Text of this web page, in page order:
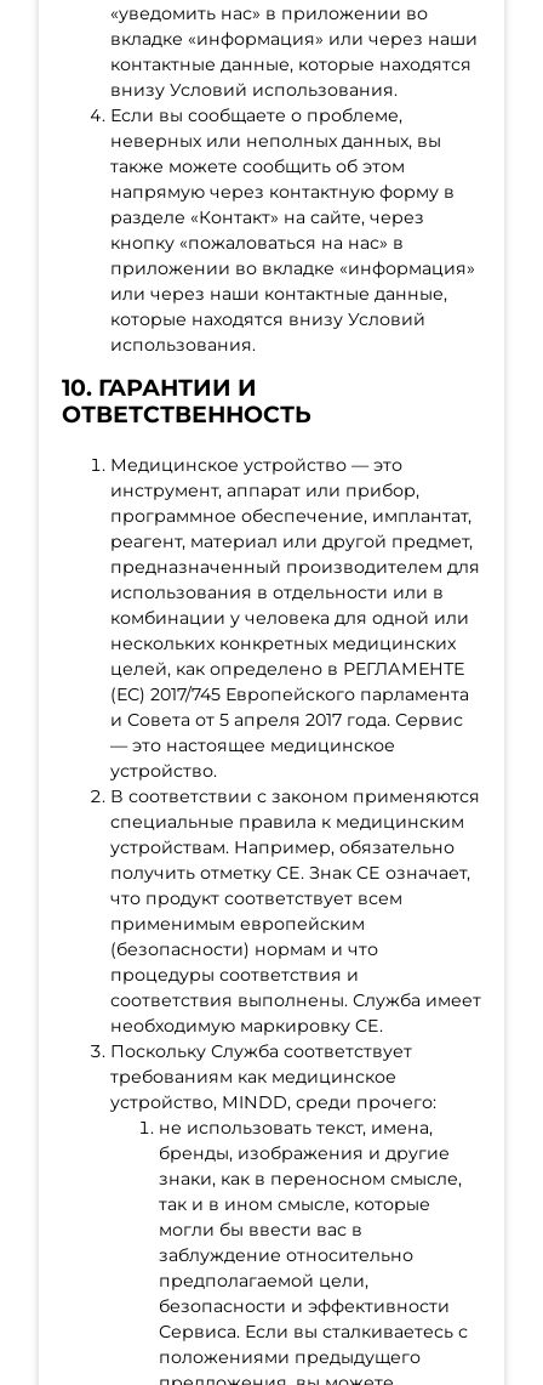
«уведомить нас» в приложении во
вкладке «информация» или через наши
контактные данные, которые находятся
внизу Условий использования.
Если вы сообщаете о проблеме,
неверных или неполных данных, вы
также можете сообщить об этом
напрямую через контактную форму в
разделе «Контакт» на сайте, через
кнопку «пожаловаться на нас» в
приложении во вкладке «информация»
или через наши контактные данные,
которые находятся внизу Условий
использования.
10. ГАРАНТИИ И
ОТВЕТСТВЕННОСТЬ
Медицинское устройство — это
инструмент, аппарат или прибор,
программное обеспечение, имплантат,
реагент, материал или другой предмет,
предназначенный производителем для
использования в отдельности или в
комбинации у человека для одной или
нескольких конкретных медицинских
целей, как определено в РЕГЛАМЕНТЕ
(ЕС) 2017/745 Европейского парламента
и Совета от 5 апреля 2017 года. Сервис
— это настоящее медицинское
устройство.
В соответствии с законом применяются
специальные правила к медицинским
устройствам. Например, обязательно
получить отметку CE. Знак CE означает,
что продукт соответствует всем
применимым европейским
(безопасности) нормам и что
процедуры соответствия и
соответствия выполнены. Служба имеет
необходимую маркировку CE.
Поскольку Служба соответствует
требованиям как медицинское
устройство, MINDD, среди прочего:
не использовать текст, имена,
бренды, изображения и другие
знаки, как в переносном смысле,
так и в ином смысле, которые
могли бы ввести вас в
заблуждение относительно
предполагаемой цели,
безопасности и эффективности
Сервиса. Если вы сталкиваетесь с
положениями предыдущего